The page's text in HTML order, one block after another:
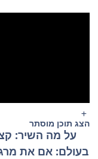
הצג תוכן מוסתר
על מה השיר:
בעולם: אם את